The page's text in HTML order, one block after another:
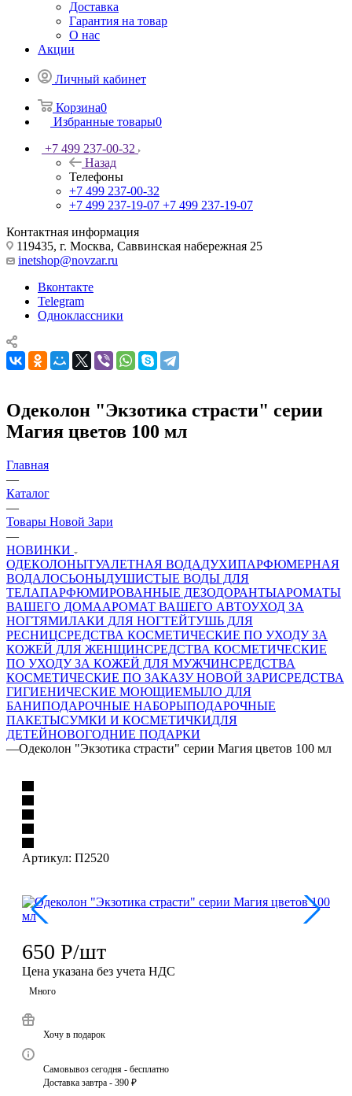
Доставка
Гарантия на товар
О нас
Акции
Личный кабинет
Корзина0
Избранные товары0
+7 499 237-00-32
Назад
Телефоны
+7 499 237-00-32
+7 499 237-19-07 +7 499 237-19-07
Контактная информация
119435, г. Москва, Саввинская набережная 25
inetshop@novzar.ru
Вконтакте
Telegram
Одноклассники
Одеколон "Экзотика страсти" серии
Магия цветов 100 мл
Главная
—
Каталог
—
Товары Новой Зари
—
НОВИНКИ
ОДЕКОЛОНЫТУАЛЕТНАЯ ВОДАДУХИПАРФЮМЕРНАЯ
ВОДАЛОСЬОНЫДУШИСТЫЕ ВОДЫ ДЛЯ
ТЕЛАПАРФЮМИРОВАННЫЕ ДЕЗОДОРАНТЫАРОМАТЫ
ВАШЕГО ДОМААРОМАТ ВАШЕГО АВТОУХОД ЗА
НОГТЯМИЛАКИ ДЛЯ НОГТЕЙТУШЬ ДЛЯ
РЕСНИЦСРЕДСТВА КОСМЕТИЧЕСКИЕ ПО УХОДУ ЗА
КОЖЕЙ ДЛЯ ЖЕНЩИНСРЕДСТВА КОСМЕТИЧЕСКИЕ
ПО УХОДУ ЗА КОЖЕЙ ДЛЯ МУЖЧИНСРЕДСТВА
КОСМЕТИЧЕСКИЕ ПО ЗАКАЗУ НОВОЙ ЗАРИСРЕДСТВА
ГИГИЕНИЧЕСКИЕ МОЮЩИЕМЫЛО ДЛЯ
БАНИПОДАРОЧНЫЕ НАБОРЫПОДАРОЧНЫЕ
ПАКЕТЫСУМКИ И КОСМЕТИЧКИДЛЯ
ДЕТЕЙНОВОГОДНИЕ ПОДАРКИ
—Одеколон "Экзотика страсти" серии Магия цветов 100 мл
Артикул: П2520
650 Р/шт
Цена указана без учета НДС
Много
Хочу в подарок
Самовывоз сегодня - бесплатно
Доставка завтра - 390 ₽